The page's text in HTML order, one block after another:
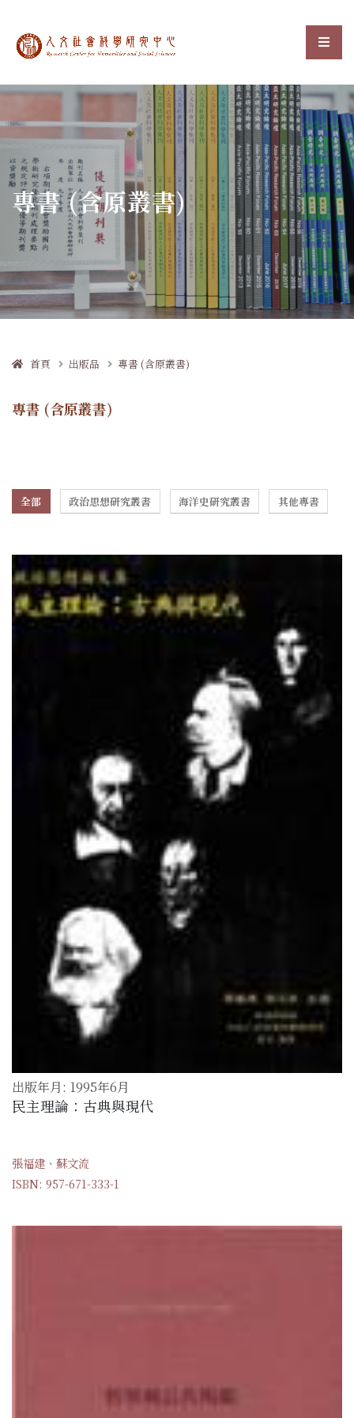
中央研究院人文社會科選
:::
專書 (含原叢書)
首頁 出版品 專書 (含原叢書)
專書 (含原叢書)
全部 政治思想研究叢書 海洋史研究叢書 其他專書
出版年月: 1995年6月
民主理論：古典與現代
張福建、蘇文流
ISBN: 957-671-333-1